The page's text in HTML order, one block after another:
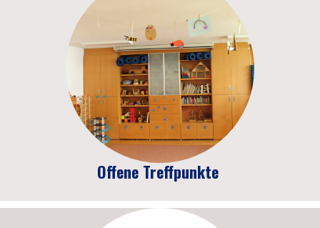
Offene Treffpunkte